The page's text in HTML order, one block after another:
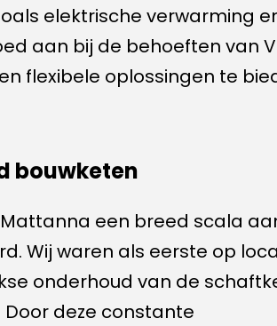
elektrische verwarming
aan bij de behoeften van
flexibele oplossingen te
bouwketen
een breed scala
Wij waren als eerste op
onderhoud van de
deze constante